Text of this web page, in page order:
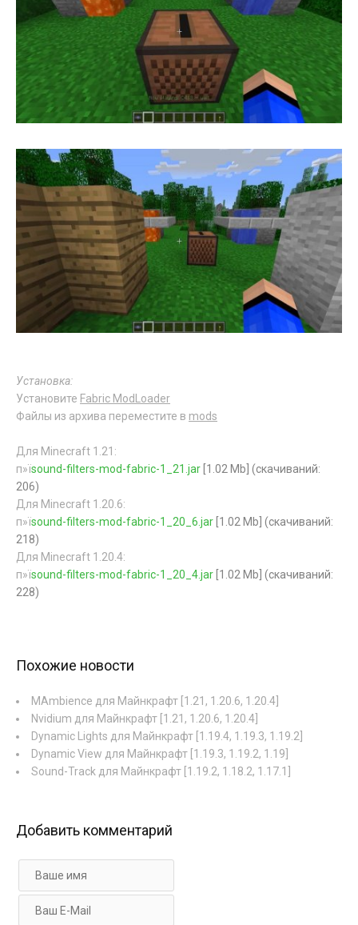
Установка:
Установите Fabric ModLoader
Файлы из архива переместите в mods
Для Minecraft 1.21:
п»їsound-filters-mod-fabric-1_21.jar [1.02 Mb] (cкачиваний:
206)
Для Minecraft 1.20.6:
п»їsound-filters-mod-fabric-1_20_6.jar [1.02 Mb] (cкачиваний:
218)
Для Minecraft 1.20.4:
п»їsound-filters-mod-fabric-1_20_4.jar [1.02 Mb] (cкачиваний:
228)
Похожие новости
MAmbience для Майнкрафт [1.21, 1.20.6, 1.20.4]
Nvidium для Майнкрафт [1.21, 1.20.6, 1.20.4]
Dynamic Lights для Майнкрафт [1.19.4, 1.19.3, 1.19.2]
Dynamic View для Майнкрафт [1.19.3, 1.19.2, 1.19]
Sound-Track для Майнкрафт [1.19.2, 1.18.2, 1.17.1]
Добавить комментарий